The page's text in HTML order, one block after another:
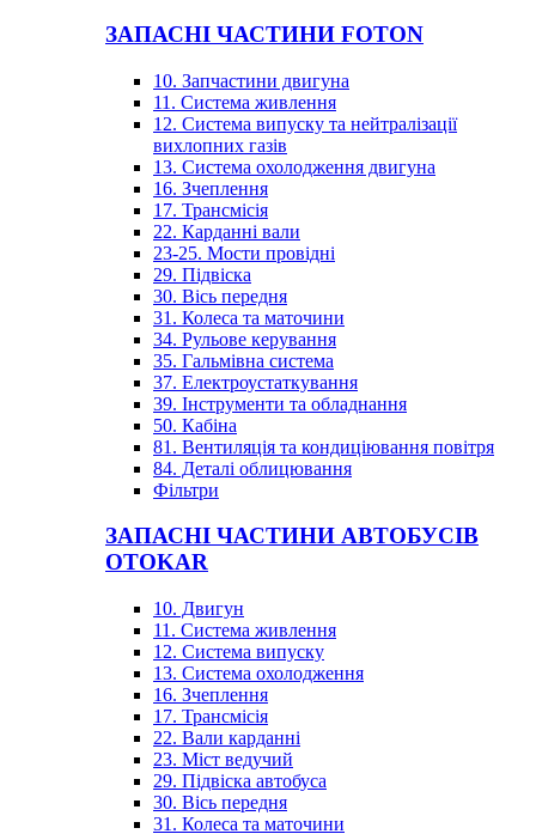
ЗАПАСНІ ЧАСТИНИ FOTON
10. Запчастини двигуна
11. Система живлення
12. Система випуску та нейтралізації
вихлопних газів
13. Система охолодження двигуна
16. Зчеплення
17. Трансмісія
22. Карданні вали
23-25. Мости провідні
29. Підвіска
30. Вісь передня
31. Колеса та маточини
34. Рульове керування
35. Гальмівна система
37. Електроустаткування
39. Інструменти та обладнання
50. Кабіна
81. Вентиляція та кондиціювання повітря
84. Деталі облицювання
Фільтри
ЗАПАСНІ ЧАСТИНИ АВТОБУСІВ
OTOKAR
10. Двигун
11. Система живлення
12. Система випуску
13. Система охолодження
16. Зчеплення
17. Трансмісія
22. Вали карданні
23. Міст ведучий
29. Підвіска автобуса
30. Вісь передня
31. Колеса та маточини